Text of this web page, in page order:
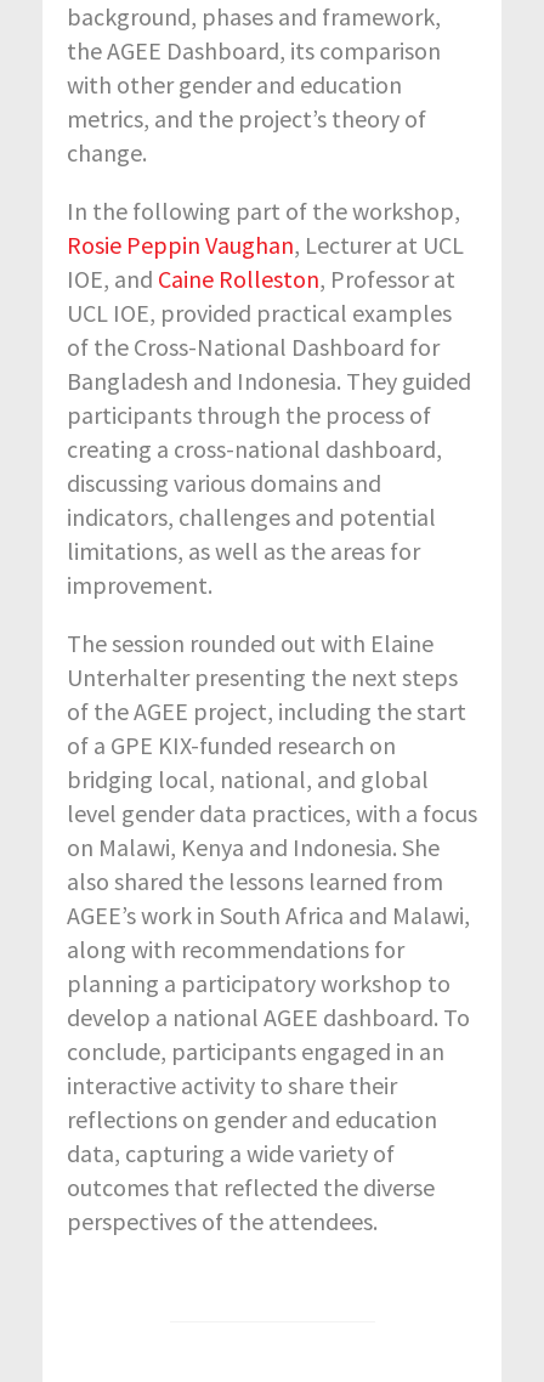
background, phases and framework,
the AGEE Dashboard, its comparison
with other gender and education
metrics, and the project’s theory of
change.
In the following part of the workshop,
Rosie Peppin Vaughan, Lecturer at UCL
IOE, and Caine Rolleston, Professor at
UCL IOE, provided practical examples
of the Cross-National Dashboard for
Bangladesh and Indonesia. They guided
participants through the process of
creating a cross-national dashboard,
discussing various domains and
indicators, challenges and potential
limitations, as well as the areas for
improvement.
The session rounded out with Elaine
Unterhalter presenting the next steps
of the AGEE project, including the start
of a GPE KIX-funded research on
bridging local, national, and global
level gender data practices, with a focus
on Malawi, Kenya and Indonesia. She
also shared the lessons learned from
AGEE’s work in South Africa and Malawi,
along with recommendations for
planning a participatory workshop to
develop a national AGEE dashboard. To
conclude, participants engaged in an
interactive activity to share their
reflections on gender and education
data, capturing a wide variety of
outcomes that reflected the diverse
perspectives of the attendees.